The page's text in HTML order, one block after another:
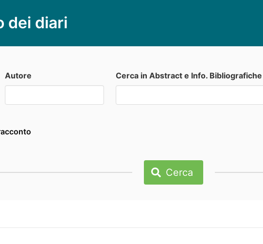
dei diari
Autore Cerca in Abstract e Info. Bibliografiche
Cerca